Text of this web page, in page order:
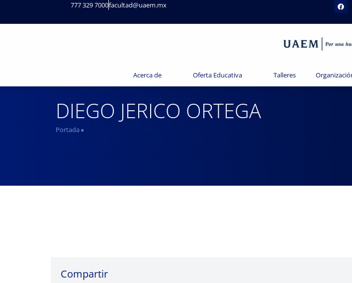
777 329 7000facultad@uaem.mx
Acerca de Oferta Educativa Talleres
DIEGO JERICO ORTEGA
Portada »
Compartir